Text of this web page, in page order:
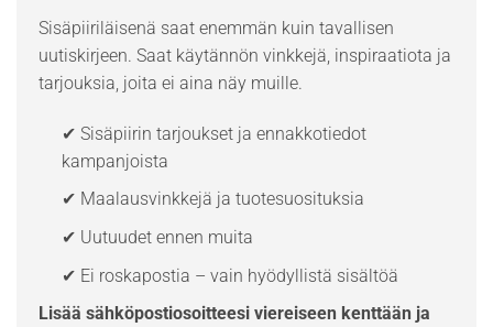
Sisäpiiriläisenä saat enemmän kuin tavallisen
uutiskirjeen. Saat käytännön vinkkejä, inspiraatiota ja
tarjouksia, joita ei aina näy muille.
✔ Sisäpiirin tarjoukset ja ennakkotiedot
kampanjoista
✔ Maalausvinkkejä ja tuotesuosituksia
✔ Uutuudet ennen muita
✔ Ei roskapostia – vain hyödyllistä sisältöä
Lisää sähköpostiosoitteesi viereiseen kenttään ja